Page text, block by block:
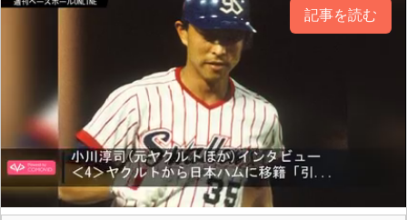
記事を読む